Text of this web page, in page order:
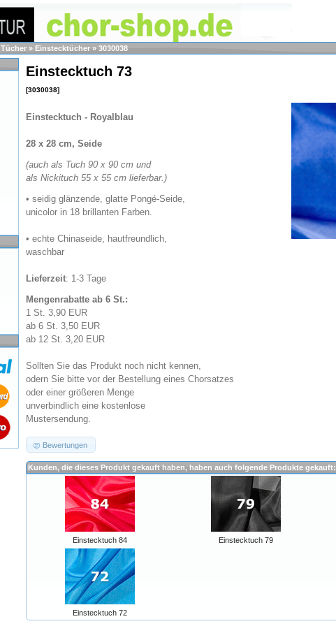
Tücher » Einstecktücher » 3030038
Einstecktuch 73
[3030038]
Einstecktuch - Royalblau
28 x 28 cm, Seide
(auch als Tuch 90 x 90 cm und
als Nickituch 55 x 55 cm lieferbar.)
• seidig glänzende, glatte Pongé-Seide,
unicolor in 18 brillanten Farben.
• echte Chinaseide, hautfreundlich,
waschbar
Lieferzeit: 1-3 Tage
Mengenrabatte ab 6 St.:
1 St. 3,90 EUR
ab 6 St. 3,50 EUR
ab 12 St. 3,20 EUR
Sollten Sie das Produkt noch nicht kennen,
odern Sie bitte vor der Bestellung eines Chorsatzes
oder einer größeren Menge
unverbindlich eine kostenlose
Mustersendung.
Bewertungen
Kunden, die dieses Produkt gekauft haben, haben auch folgende Produkte gekauft:
Einstecktuch 84 Einstecktuch 79
Einstecktuch 72